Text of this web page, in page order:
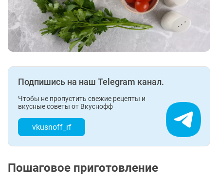
Подпишись на наш Telegram канал.
Чтобы не пропустить свежие рецепты и
вкусные советы от Вкуснофф
vkusnoff_rf
Пошаговое приготовление